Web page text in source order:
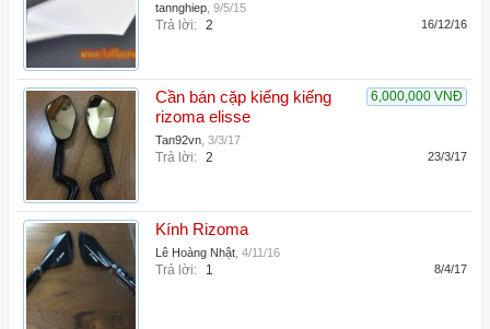
tannghiep 9/5/15
Trả lời: 2 16/12/16
6,000,000 VNĐ
Cần bán cặp kiếng kiếng
rizoma elisse
Tan92vn 3/3/17
Trả lời: 2 23/3/17
Kính Rizoma
Lê Hoàng Nhật 4/11/16
Trả lời: 1 8/4/17